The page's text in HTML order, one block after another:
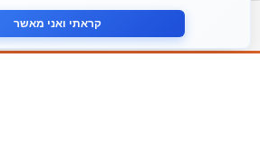
צור קשר
קראתי ואני מאשר